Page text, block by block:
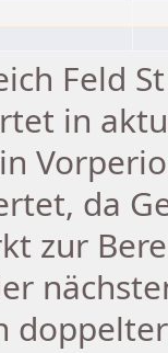
Feld
in
da
zur